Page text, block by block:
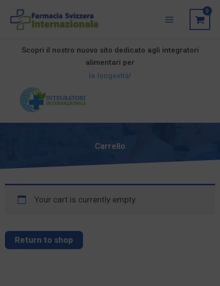
contenuto
Main
Menu
Scopri il nostro nuovo sito dedicato agli integratori
alimentari per
la longevità!
Carrello
Your cart is currently empty.
Return to shop